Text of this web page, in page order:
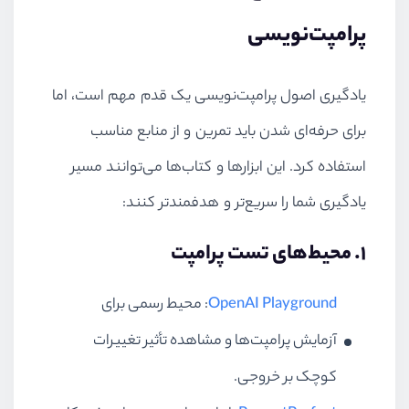
پرامپت‌نویسی
یادگیری اصول پرامپت‌نویسی یک قدم مهم است، اما
برای حرفه‌ای شدن باید تمرین و از منابع مناسب
استفاده کرد. این ابزارها و کتاب‌ها می‌توانند مسیر
یادگیری شما را سریع‌تر و هدفمندتر کنند:
۱. محیط‌های تست پرامپت
OpenAI Playground: محیط رسمی برای
آزمایش پرامپت‌ها و مشاهده تأثیر تغییرات
کوچک بر خروجی.